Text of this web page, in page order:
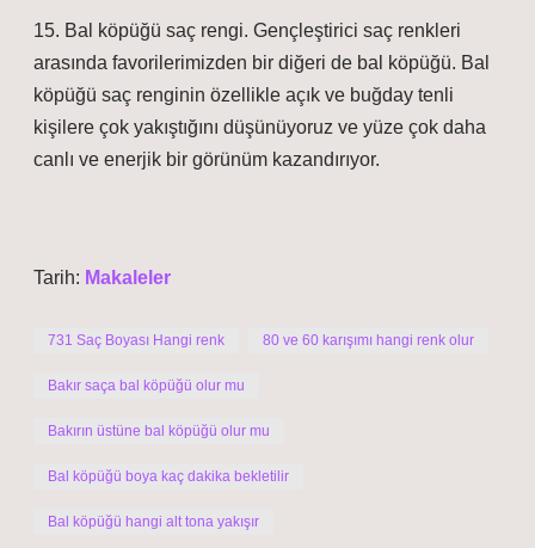
15. Bal köpüğü saç rengi. Gençleştirici saç renkleri
arasında favorilerimizden bir diğeri de bal köpüğü. Bal
köpüğü saç renginin özellikle açık ve buğday tenli
kişilere çok yakıştığını düşünüyoruz ve yüze çok daha
canlı ve enerjik bir görünüm kazandırıyor.
Tarih: Makaleler
731 Saç Boyası Hangi renk 80 ve 60 karışımı hangi renk olur
Bakır saça bal köpüğü olur mu
Bakırın üstüne bal köpüğü olur mu
Bal köpüğü boya kaç dakika bekletilir
Bal köpüğü hangi alt tona yakışır